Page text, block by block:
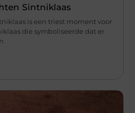
Sintniklaas
is een triest moment voor
die symboliseerde dat er